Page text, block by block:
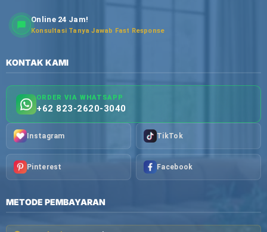
Online 24 Jam!
Konsultasi Tanya Jawab Fast Response
KONTAK KAMI
ORDER VIA WHATSAPP
+62 823-2620-3040
Instagram TikTok
Pinterest Facebook
METODE PEMBAYARAN